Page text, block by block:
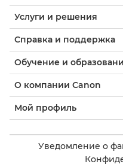
Услуги и решения
Справка и поддержка
Обучение и
О компании Canon
Мой профиль
Уведомление о